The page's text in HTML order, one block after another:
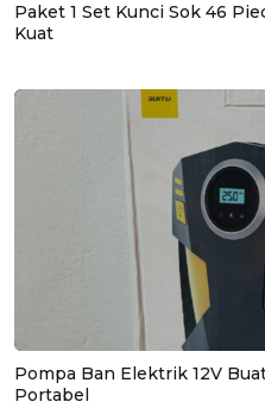
Paket 1 Set Kunci Sok 46
Kuat
Pompa Ban Elektrik 12V
Portabel